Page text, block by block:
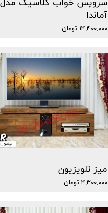
سرویس خواب کلاسیک مدل
آماندا
۱۴,۴۰۰,۰۰۰ تومان
میز تلویزیون
۴,۳۰۰,۰۰۰ تومان